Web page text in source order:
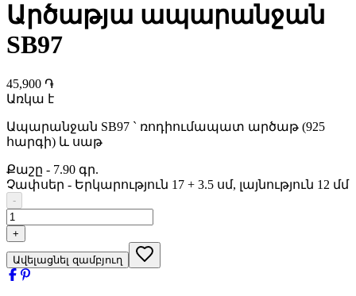
Արծաթյա ապարանջան
SB97
45,900 ֏
Առկա է
Ապարանջան SB97 ` ռոդիումապատ արծաթ (925
հարգի) և սաթ
Քաշը - 7.90 գր.
Չափսեր - Երկարություն 17 + 3.5 սմ, լայնություն 12 մմ
-
+
Ավելացնել զամբյուղ